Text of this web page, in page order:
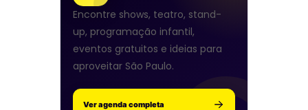
Encontre shows, teatro, stand-
up, programação infantil,
eventos gratuitos e ideias para
aproveitar São Paulo.
Ver agenda completa